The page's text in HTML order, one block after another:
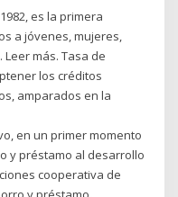
es la primera
a jóvenes, mujeres,
más. Tasa de
los créditos
amparados en la
en un primer momento
y préstamo al desarrollo
cooperativa de